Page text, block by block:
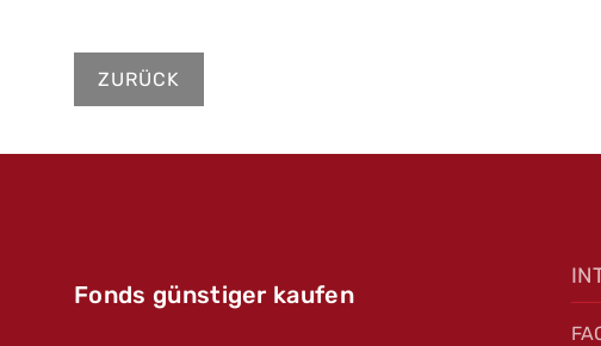
ZURÜCK
Fonds günstiger kaufen